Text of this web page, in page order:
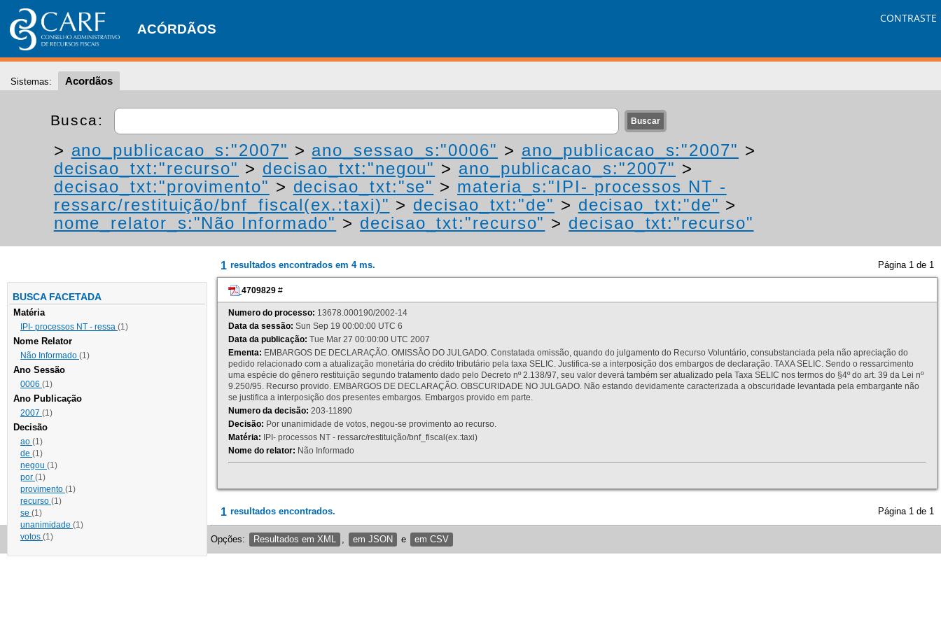
ACÓRDÃOS
CONTRASTE
Sistemas: Acordãos
Busca:
> ano_publicacao_s:"2007" > ano_sessao_s:"0006" > ano_publicacao_s:"2007" >
decisao_txt:"recurso" > decisao_txt:"negou" > ano_publicacao_s:"2007" >
decisao_txt:"provimento" > decisao_txt:"se" > materia_s:"IPI- processos NT -
ressarc/restituição/bnf_fiscal(ex.:taxi)" > decisao_txt:"de" > decisao_txt:"de" >
nome_relator_s:"Não Informado" > decisao_txt:"recurso" > decisao_txt:"recurso"
BUSCA FACETADA
Matéria
IPI- processos NT - ressa (1)
Nome Relator
Não Informado (1)
Ano Sessão
0006 (1)
Ano Publicação
2007 (1)
Decisão
ao (1)
de (1)
negou (1)
por (1)
provimento (1)
recurso (1)
se (1)
unanimidade (1)
votos (1)
1 resultados encontrados em 4 ms. Página 1 de 1
4709829 #
Numero do processo: 13678.000190/2002-14
Data da sessão: Sun Sep 19 00:00:00 UTC 6
Data da publicação: Tue Mar 27 00:00:00 UTC 2007
Ementa: EMBARGOS DE DECLARAÇÃO. OMISSÃO DO JULGADO. Constatada omissão, quando do julgamento do Recurso Voluntário, consubstanciada pela não apreciação do
pedido relacionado com a atualização monetária do crédito tributário pela taxa SELIC. Justifica-se a interposição dos embargos de declaração. TAXA SELIC. Sendo o ressarcimento
uma espécie do gênero restituição segundo tratamento dado pelo Decreto nº 2.138/97, seu valor deverá também ser atualizado pela Taxa SELIC nos termos do §4º do art. 39 da Lei nº
9.250/95. Recurso provido. EMBARGOS DE DECLARAÇÃO. OBSCURIDADE NO JULGADO. Não estando devidamente caracterizada a obscuridade levantada pela embargante não
se justifica a interposição dos presentes embargos. Embargos provido em parte.
Numero da decisão: 203-11890
Decisão: Por unanimidade de votos, negou-se provimento ao recurso.
Matéria: IPI- processos NT - ressarc/restituição/bnf_fiscal(ex.:taxi)
Nome do relator: Não Informado
1 resultados encontrados. Página 1 de 1
Opções: Resultados em XML em JSON e em CSV